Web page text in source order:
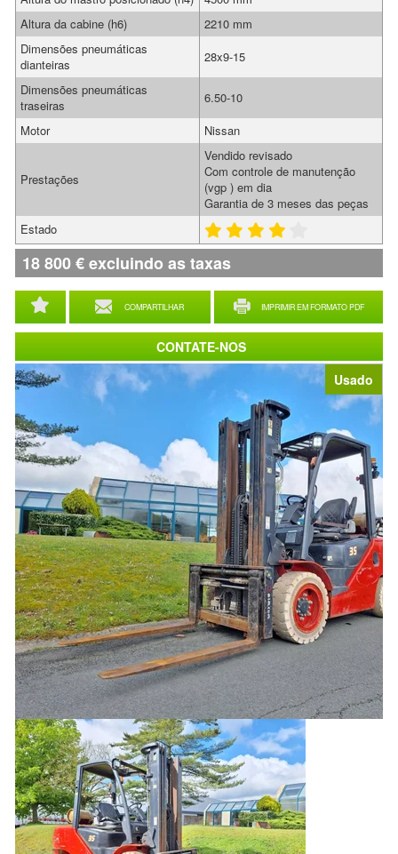
Usado
COMPARTILHAR IMPRIMIR EM FORMATO PDF
Altura da cabine (h6)
2210 mm
Dimensões pneumáticas
dianteiras
28x9-15
Dimensões pneumáticas
traseiras
6.50-10
Motor
Nissan
Prestações
Vendido revisado
Com controle de manutenção
(vgp ) em dia
Garantia de 3 meses das peças
Estado
18 800€excluindo as taxas
CONTATE-NOS